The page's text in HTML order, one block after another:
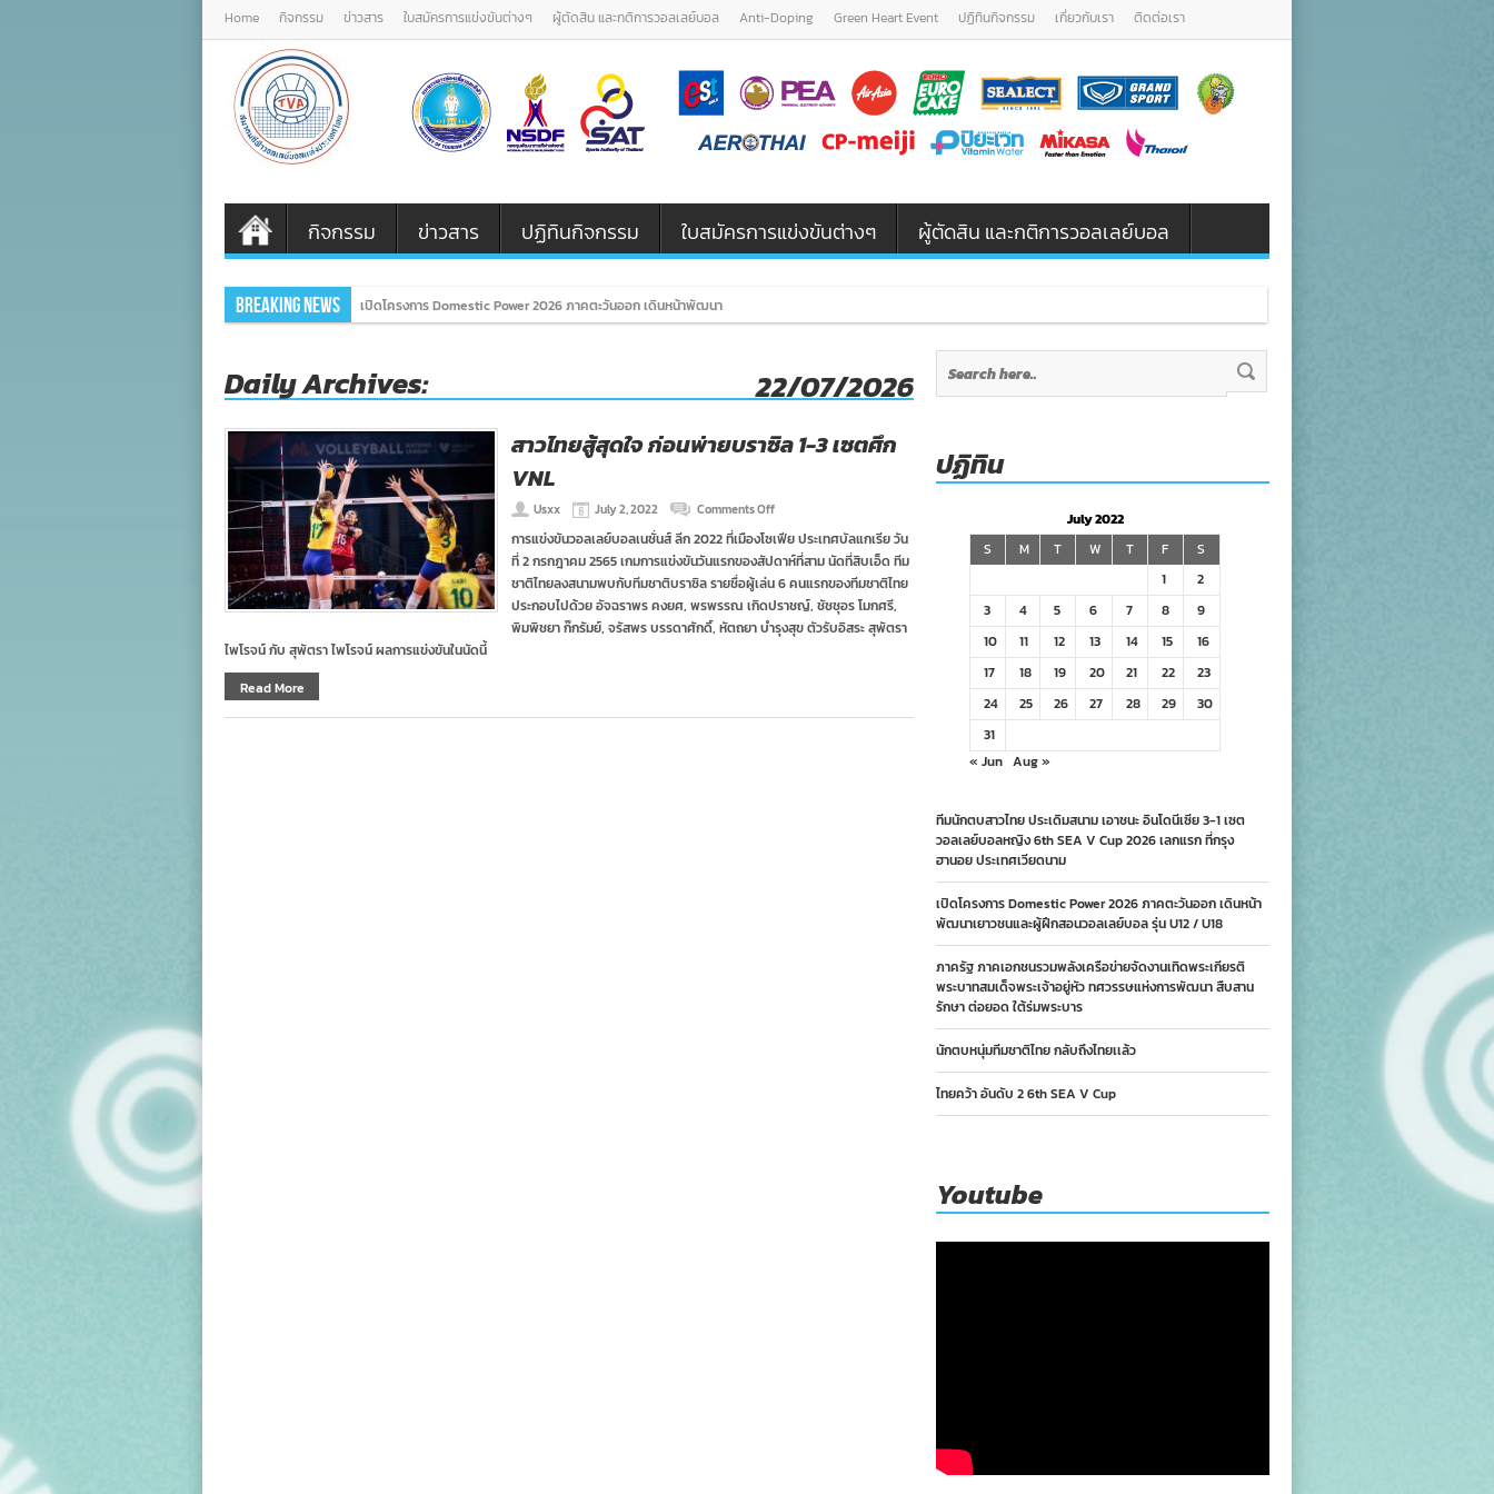
Home กิจกรรม ข่าวสาร ใบสมัครการแข่งขันต่างๆ ผู้ตัดสิน และกติการวอลเลย์บอล Anti-Doping Green Heart Event ปฏิทินกิจกรรม เกี่ยวกับเรา ติดต่อเรา
กิจกรรม ข่าวสาร ปฏิทินกิจกรรม ใบสมัครการแข่งขันต่างๆ ผู้ตัดสิน และกติการวอลเลย์บอล
Breaking News เปิดโครงการ Domestic Power 2026 ภาคตะวันออก เดินหน้าพัฒนาเยาวชนและผู้ฝึกสอนวอลเลย์
Daily Archives: 22/07/2026
สาวไทยสู้สุดใจ ก่อนพ่ายบราซิล 1-3 เซตศึก
VNL
Usxx July 2, 2022 Comments Offon
ไทย
สู้
สุดใจ
พ่าย
บราซิล
VNL
การแข่งขันวอลเลย์บอลเนชั่นส์ ลีก 2022 ที่เมืองโซเฟีย ประเทศบัลแกเรีย วัน
ที่ 2 กรกฎาคม 2565 เกมการแข่งขันวันแรกของสัปดาห์ที่สาม นัดที่สิบเอ็ด ทีม
ชาติไทยลงสนามพบกับทีมชาติบราซิล รายชื่อผู้เล่น 6 คนแรกของทีมชาติไทย
ประกอบไปด้วย อัจฉราพร คงยศ, พรพรรณ เกิดปราชญ์, ชัชชุอร โมกศรี,
พิมพิชยา ก๊กรัมย์, จรัสพร บรรดาศักดิ์, หัตถยา บำรุงสุข ตัวรับอิสระ สุพัตรา
ไพโรจน์ กับ สุพัตรา ไพโรจน์ ผลการแข่งขันในนัดนี้
Read More
ปฏิทิน
July 2022
S
M T W T F
S
1
2
3
4 5 6 7 8
9
10
11 12 13 14 15
16
17
18 19 20 21 22
23
24
25 26 27 28 29
30
31
« Jun Aug »
ทีมนักตบสาวไทย ประเดิมสนาม เอาชนะ อินโดนีเซีย 3-1 เซต
วอลเลย์บอลหญิง 6th SEA V Cup 2026 เลกแรก ที่กรุง
ฮานอย ประเทศเวียดนาม
เปิดโครงการ Domestic Power 2026 ภาคตะวันออก เดินหน้า
พัฒนาเยาวชนและผู้ฝึกสอนวอลเลย์บอล รุ่น U12 / U18
ภาครัฐ ภาคเอกชนรวมพลังเครือข่ายจัดงานเทิดพระเกียรติ
พระบาทสมเด็จพระเจ้าอยู่หัว ทศวรรษแห่งการพัฒนา สืบสาน
รักษา ต่อยอด ใต้ร่มพระบาร
นักตบหนุ่มทีมชาติไทย กลับถึงไทยเเล้ว
ไทยคว้า อันดับ 2 6th SEA V Cup
Youtube